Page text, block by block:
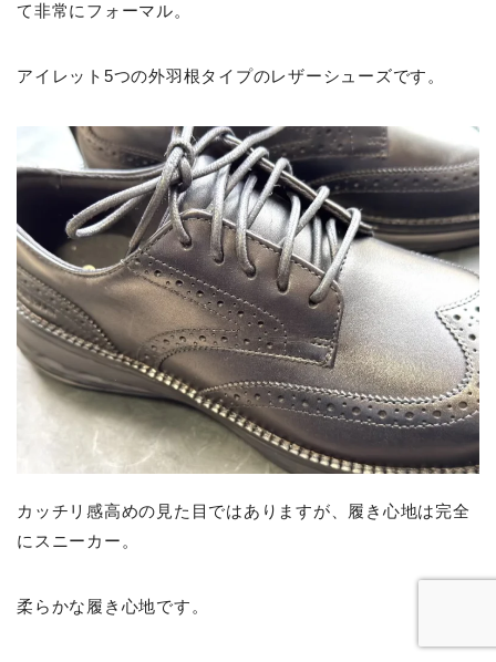
て非常にフォーマル。
アイレット5つの外羽根タイプのレザーシューズです。
カッチリ感高めの見た目ではありますが、履き心地は完全
にスニーカー。
柔らかな履き心地です。